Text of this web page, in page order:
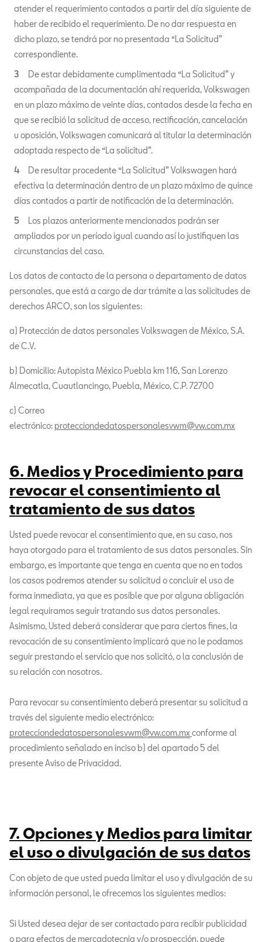
atender el requerimiento contados a partir del día siguiente de
haber de recibido el requerimiento. De no dar respuesta en
dicho plazo, se tendrá por no presentada “La Solicitud”
correspondiente.
De estar debidamente cumplimentada “La Solicitud” y
acompañada de la documentación ahí requerida, Volkswagen
en un plazo máximo de veinte días, contados desde la fecha en
que se recibió la solicitud de acceso, rectificación, cancelación
u oposición, Volkswagen comunicará al titular la determinación
adoptada respecto de “La solicitud”.
De resultar procedente “La Solicitud” Volkswagen hará
efectiva la determinación dentro de un plazo máximo de quince
días contados a partir de notificación de la determinación.
Los plazos anteriormente mencionados podrán ser
ampliados por un período igual cuando así lo justifiquen las
circunstancias del caso.
Los datos de contacto de la persona o departamento de datos
personales, que está a cargo de dar trámite a las solicitudes de
derechos ARCO, son los siguientes:
a) Protección de datos personales Volkswagen de México, S.A.
de C.V.
b) Domicilio: Autopista México Puebla km 116, San Lorenzo
Almecatla, Cuautlancingo, Puebla, México, C.P. 72700
c) Correo
electrónico: protecciondedatospersonalesvwm@vw.com.mx
6. Medios y Procedimiento para
revocar el consentimiento al
tratamiento de sus datos
Usted puede revocar el consentimiento que, en su caso, nos
haya otorgado para el tratamiento de sus datos personales. Sin
embargo, es importante que tenga en cuenta que no en todos
los casos podremos atender su solicitud o concluir el uso de
forma inmediata, ya que es posible que por alguna obligación
legal requiramos seguir tratando sus datos personales.
Asimismo, Usted deberá considerar que para ciertos fines, la
revocación de su consentimiento implicará que no le podamos
seguir prestando el servicio que nos solicitó, o la conclusión de
su relación con nosotros.
Para revocar su consentimiento deberá presentar su solicitud a
través del siguiente medio electrónico:
protecciondedatospersonalesvwm@vw.com.mx conforme al
procedimiento señalado en inciso b) del apartado 5 del
presente Aviso de Privacidad.
7. Opciones y Medios para limitar
el uso o divulgación de sus datos
Con objeto de que usted pueda limitar el uso y divulgación de su
información personal, le ofrecemos los siguientes medios:
Si Usted desea dejar de ser contactado para recibir publicidad
o para efectos de mercadotecnia y/o prospección, puede